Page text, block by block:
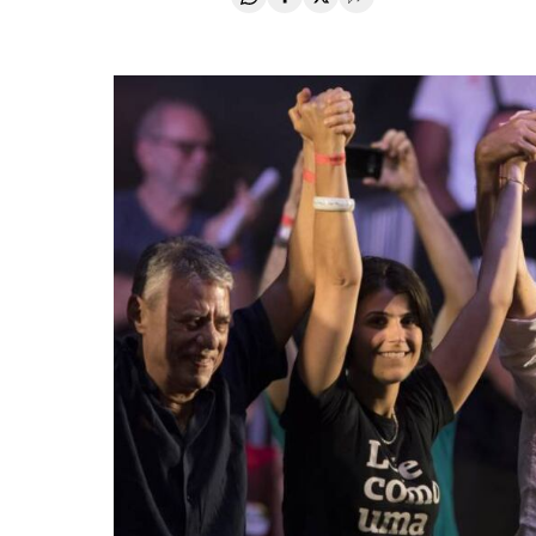
Compartir en Whatsapp
Compartir en Facebook
Compartir en Twitter
Desplegar Redes